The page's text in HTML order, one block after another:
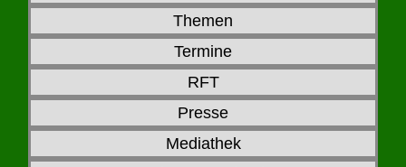
Themen
Termine
RFT
Presse
Mediathek